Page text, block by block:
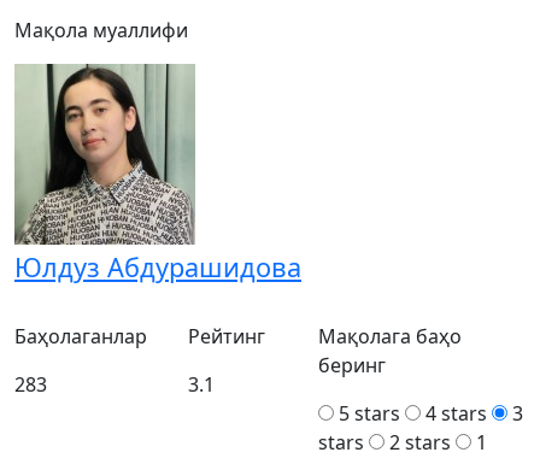
Мақола муаллифи
Юлдуз Абдурашидова
Баҳолаганлар
283
Рейтинг
3.1
Мақолага баҳо
беринг
5 stars
4 stars
3
stars
2 stars
1